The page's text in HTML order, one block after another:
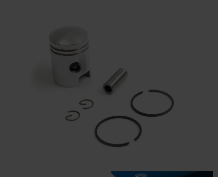
Montage/Arbetshandsk
e Hanvo PE304 1 par
solnr50-2
125KR